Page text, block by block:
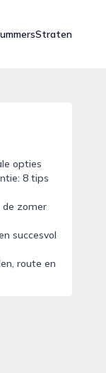
Straten
opties
8 tips
de zomer
succesvol
route en